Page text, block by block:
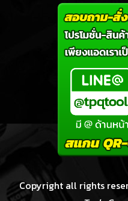
Copyright all rights